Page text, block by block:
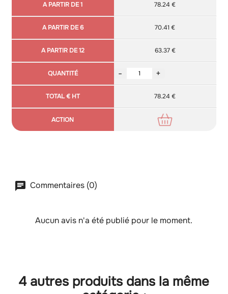
78.24 €
70.41 €
63.37 €
- +
78.24 €
Commentaires (0)
Aucun avis n'a été publié pour le moment.
4 autres produits dans la même